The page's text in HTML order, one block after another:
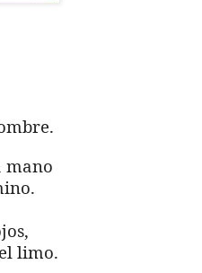
mano
limo.